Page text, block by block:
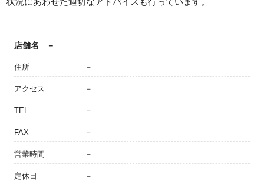
店舗名 －
住所 －
アクセス －
TEL －
FAX －
営業時間 －
定休日 －